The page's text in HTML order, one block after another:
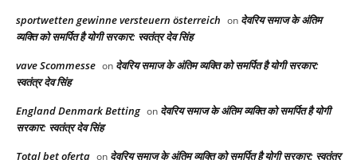
sportwetten gewinne versteuern österreich on देवरिय समाज के अंतिम
व्यक्ति को समर्पित है योगी सरकार: स्वतंत्र देव सिंह
vave Scommesse on देवरिय समाज के अंतिम व्यक्ति को समर्पित है योगी सरकार:
स्वतंत्र देव सिंह
England Denmark Betting on देवरिय समाज के अंतिम व्यक्ति को समर्पित है योगी
सरकार: स्वतंत्र देव सिंह
Total bet oferta on देवरिय समाज के अंतिम व्यक्ति को समर्पित है योगी सरकार: स्वतंत्र